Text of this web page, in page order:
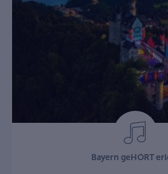
Bayern geHÖRT